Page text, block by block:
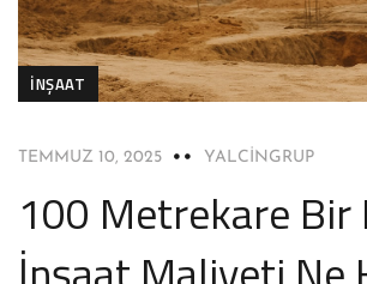
İNŞAAT
TEMMUZ 10, 2025 YALCINGRUP
100 Metrekare Bir